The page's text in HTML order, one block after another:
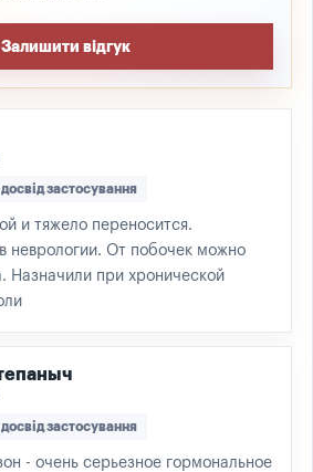
Залишити відгук
досвід застосування
и тяжело переносится.
неврологии. От побочек можно
Назначили при хронической
досвід застосування
- очень серьезное гормональное